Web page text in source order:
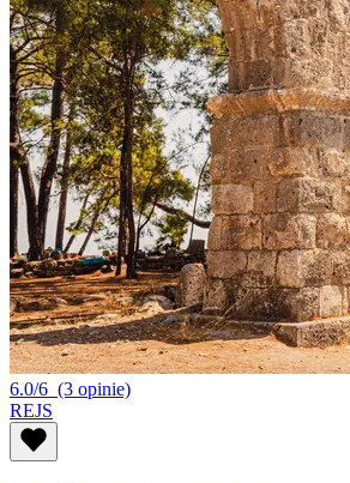
6.0/6 (3 opinie)
REJS